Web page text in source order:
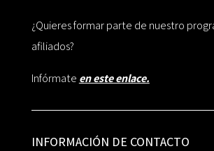
¿Quieres formar parte de nuestro
afiliados?
Infórmate en este enlace.
INFORMACIÓN DE CONTACTO